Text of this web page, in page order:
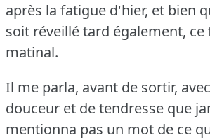
après la fatigue d'hier, et bien
soit réveillé tard également, ce
matinal.
Il me parla, avant de sortir,
douceur et de tendresse que
mentionna pas un mot de ce